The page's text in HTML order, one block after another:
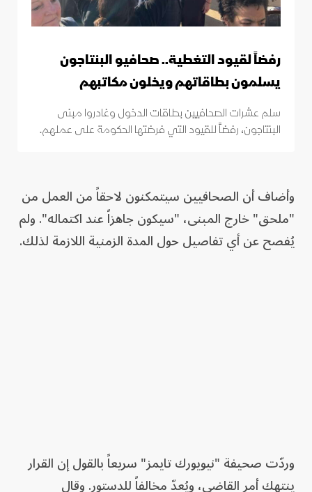
رفضاً لقيود التغطية.. صحافيو البنتاجون
يسلمون بطاقاتهم ويخلون مكاتبهم
سلم عشرات الصحافيين بطاقات الدخول وغادروا مبنى
البنتاجون، رفضاً للقيود التي فرضتها الحكومة على عملهم.
وأضاف أن الصحافيين سيتمكنون لاحقاً من العمل من
"ملحق" خارج المبنى، "سيكون جاهزاً عند اكتماله". ولم
يُفصح عن أي تفاصيل حول المدة الزمنية اللازمة لذلك.
وردّت صحيفة "نيويورك تايمز" سريعاً بالقول إن القرار
ينتهك أمر القاضي، ويُعدّ مخالفاً للدستور. وقال